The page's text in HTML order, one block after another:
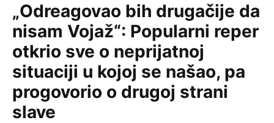
„Odreagovao bih drugačije da
nisam Vojaž“: Popularni reper
otkrio sve o neprijatnoj
situaciji u kojoj se našao, pa
progovorio o drugoj strani
slave